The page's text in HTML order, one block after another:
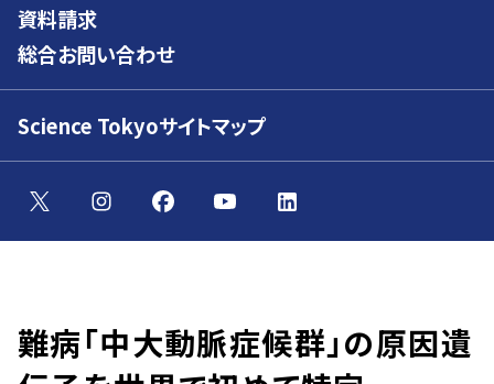
資料請求
総合お問い合わせ
Science Tokyoサイトマップ
難病「中大動脈症候群」の原因遺